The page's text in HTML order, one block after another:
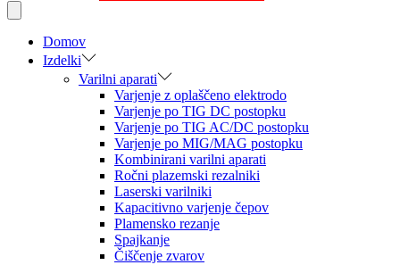
Domov
Izdelki
Varilni aparati
Varjenje z oplaščeno elektrodo
Varjenje po TIG DC postopku
Varjenje po TIG AC/DC postopku
Varjenje po MIG/MAG postopku
Kombinirani varilni aparati
Ročni plazemski rezalniki
Laserski varilniki
Kapacitivno varjenje čepov
Plamensko rezanje
Spajkanje
Čiščenje zvarov